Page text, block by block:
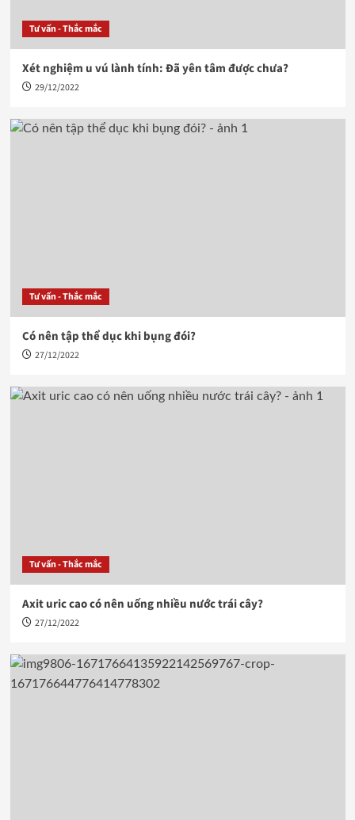
Tư vấn - Thắc mắc
Xét nghiệm u vú lành tính: Đã yên tâm được chưa?
29/12/2022
Tư vấn - Thắc mắc
Có nên tập thể dục khi bụng đói?
27/12/2022
Tư vấn - Thắc mắc
Axit uric cao có nên uống nhiều nước trái cây?
27/12/2022